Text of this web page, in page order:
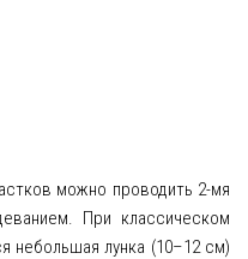
можно проводить 2-мя
При классическом
небольшая лунка (10–12 см)